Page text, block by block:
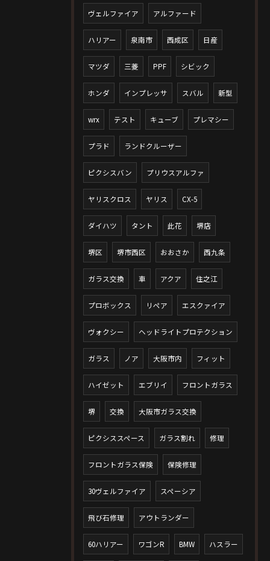
ヴェルファイア アルファード
ハリアー 泉南市 西成区 日産
マツダ 三菱 PPF シビック
ホンダ インプレッサ スバル 新型
wrx テスト キューブ プレマシー
プラド ランドクルーザー
ピクシスバン プリウスアルファ
ヤリスクロス ヤリス CX-5
ダイハツ タント 此花 堺店
堺区 堺市西区 おおさか 西九条
ガラス交換 車 アクア 住之江
プロボックス リペア エスクァイア
ヴォクシー ヘッドライトプロテクション
ガラス ノア 大阪市内 フィット
ハイゼット エブリイ フロントガラス
堺 交換 大阪市ガラス交換
ピクシススペース ガラス割れ 修理
フロントガラス保険 保険修理
30ヴェルファイア スペーシア
飛び石修理 アウトランダー
60ハリアー ワゴンR BMW ハスラー